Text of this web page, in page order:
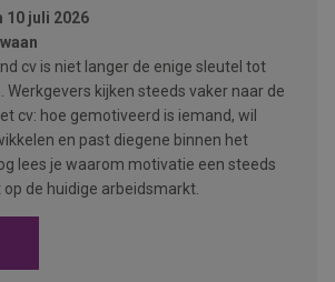
10 juli 2026
cv is niet langer de enige sleutel tot
Werkgevers kijken steeds vaker naar de
cv: hoe gemotiveerd is iemand, wil
en past diegene binnen het
lees je waarom motivatie een steeds
de huidige arbeidsmarkt.